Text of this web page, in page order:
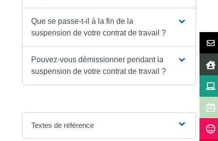
Que se passe-t-il à la fin de la
suspension de votre contrat de travail ?
Pouvez-vous démissionner pendant la
suspension de votre contrat de travail ?
Textes de référence